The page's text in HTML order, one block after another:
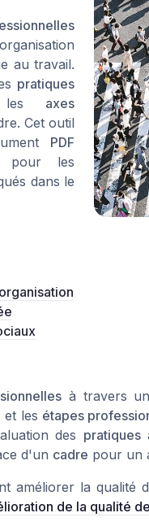
au travail.
pratiques
les axes
Cet outil
PDF
pour les
dans le
à travers
et les étapes
des pratiques
d'un cadre pour un
améliorer la qualité
de la qualité